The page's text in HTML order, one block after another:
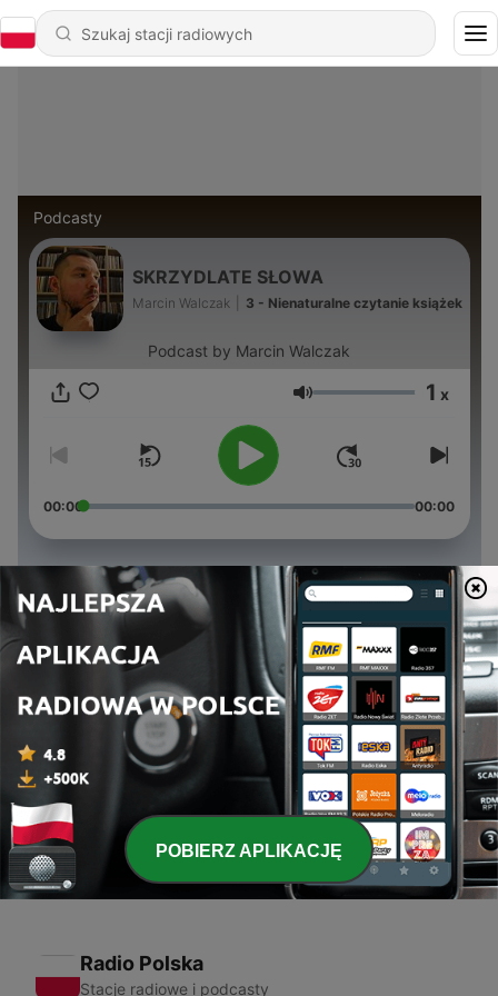
Podcasty
SKRZYDLATE SŁOWA
Marcin Walczak 3 - Nienaturalne czytanie książek
Podcast by Marcin Walczak
Głośność 1 x
00:00 00:00
Odcinki
3 - Nienaturalne czytanie książek
2 - Dlaczego nie słucham disco polo?
1 - Dlaczego nie jem mięsa?
25 sty 2022
Radio Polska
Stacje radiowe i podcasty
POBIERZ APLIKACJĘ